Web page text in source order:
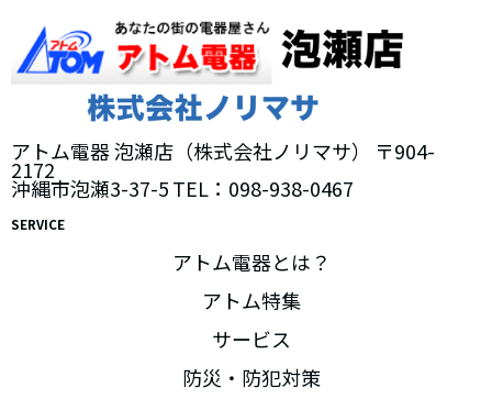
アトム電器 泡瀬店（株式会社ノリマサ） 〒904-
2172
沖縄市泡瀬3-37-5TEL：098-938-0467
SERVICE
アトム電器とは？
アトム特集
サービス
防災・防犯対策